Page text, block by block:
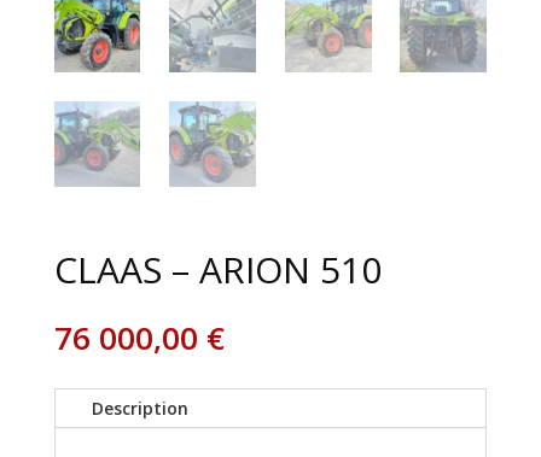
CLAAS – ARION 510
76 000,00 €
Description